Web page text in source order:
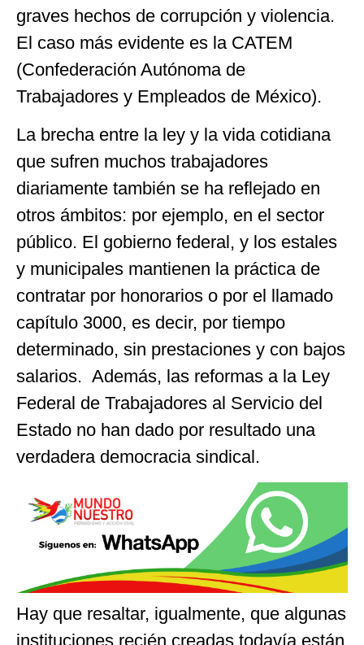
graves hechos de corrupción y violencia.
El caso más evidente es la CATEM
(Confederación Autónoma de
Trabajadores y Empleados de México).
La brecha entre la ley y la vida cotidiana
que sufren muchos trabajadores
diariamente también se ha reflejado en
otros ámbitos: por ejemplo, en el sector
público. El gobierno federal, y los estales
y municipales mantienen la práctica de
contratar por honorarios o por el llamado
capítulo 3000, es decir, por tiempo
determinado, sin prestaciones y con bajos
salarios. Además, las reformas a la Ley
Federal de Trabajadores al Servicio del
Estado no han dado por resultado una
verdadera democracia sindical.
Hay que resaltar, igualmente, que algunas
instituciones recién creadas todavía están